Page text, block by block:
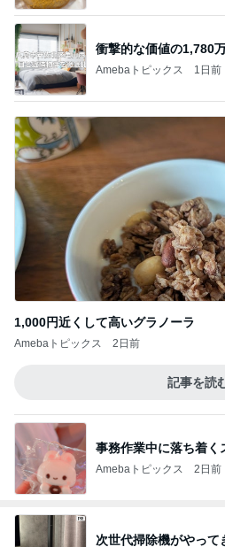
衝撃的な価値の1,780
Amebaトピックス 1日前
1,000円近くして高いグラノーラ
Amebaトピックス 2日前
記事を読
事務作業中に落ち着く
Amebaトピックス 2日前
次世代掃除機がやって